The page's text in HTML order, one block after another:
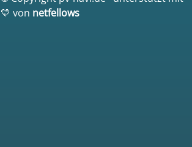
💛 von netfellows